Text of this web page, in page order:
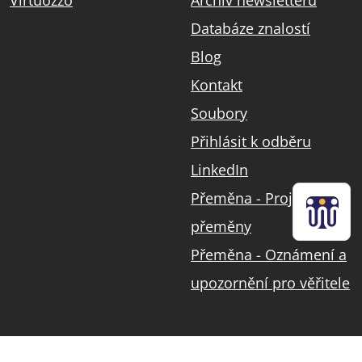
Databáze znalostí
Blog
Kontakt
Soubory
Přihlásit k odběru
LinkedIn
Přeměna - Projekt
přeměny
Přeměna - Oznámení a
upozornění pro věřitele